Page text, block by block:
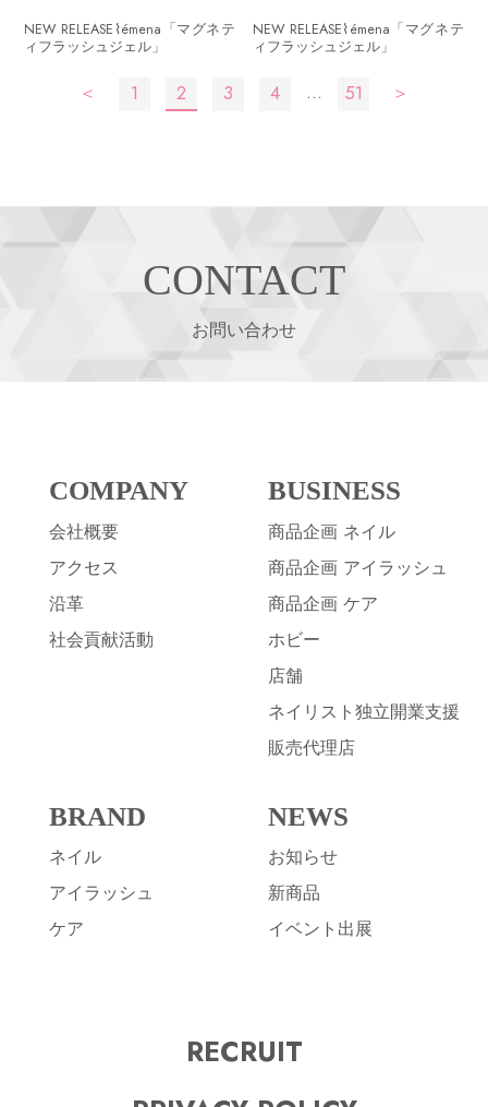
NEW RELEASE⌇émena「マグネテ
ィフラッシュジェル」
NEW RELEASE⌇émena「マグネテ
ィフラッシュジェル」
ー
＜ 1 2 3 4 … 51 ＞
CONTACT
お問い合わせ
COMPANY
会社概要
アクセス
沿革
社会貢献活動
BUSINESS
商品企画 ネイル
商品企画 アイラッシュ
商品企画 ケア
ホビー
店舗
ネイリスト独立開業支援
販売代理店
BRAND
ネイル
アイラッシュ
ケア
NEWS
お知らせ
新商品
イベント出展
RECRUIT